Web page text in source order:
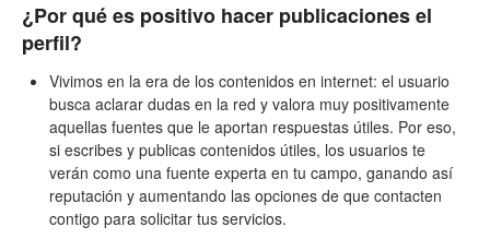
¿Por qué es positivo hacer publicaciones el
perfil?
Vivimos en la era de los contenidos en internet: el usuario
busca aclarar dudas en la red y valora muy positivamente
aquellas fuentes que le aportan respuestas útiles. Por eso,
si escribes y publicas contenidos útiles, los usuarios te
verán como una fuente experta en tu campo, ganando así
reputación y aumentando las opciones de que contacten
contigo para solicitar tus servicios.